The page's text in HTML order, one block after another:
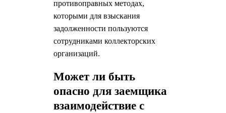
противоправных методах,
которыми для взыскания
задолженности пользуются
сотрудниками коллекторских
организаций.
Может ли быть
опасно для заемщика
взаимодействие с